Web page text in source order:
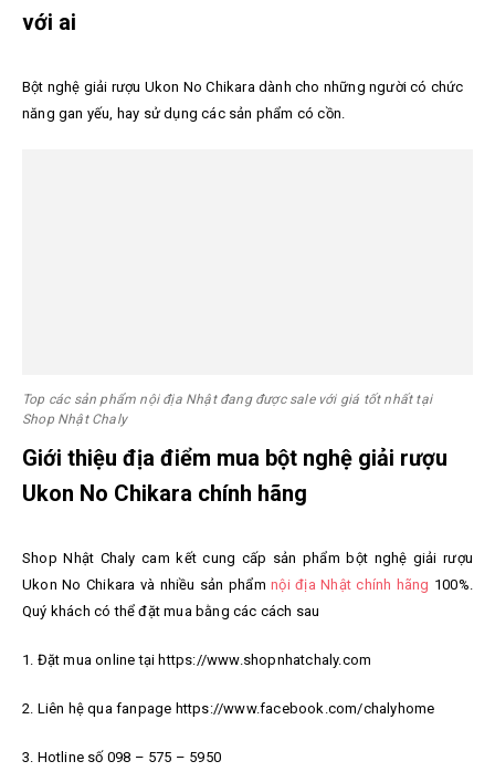
với ai
Bột nghệ giải rượu Ukon No Chikara dành cho những người có chức
năng gan yếu, hay sử dụng các sản phẩm có cồn.
Top các sản phẩm nội địa Nhật đang được sale với giá tốt nhất tại
Shop Nhật Chaly
Giới thiệu địa điểm mua bột nghệ giải rượu
Ukon No Chikara chính hãng
Shop Nhật Chaly cam kết cung cấp sản phẩm bột nghệ giải rượu
Ukon No Chikara và nhiều sản phẩmnội địa Nhật chính hãng 100%.
Quý khách có thể đặt mua bằng các cách sau
1. Đặt mua online tại https://www.shopnhatchaly.com
2. Liên hệ qua fanpage https://www.facebook.com/chalyhome
3. Hotline số 098 – 575 – 5950